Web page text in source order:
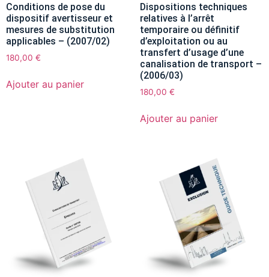
Conditions de pose du
dispositif avertisseur et
mesures de substitution
applicables – (2007/02)
180,00 €
Ajouter au panier
Dispositions techniques
relatives à l’arrêt
temporaire ou définitif
d’exploitation ou au
transfert d’usage d’une
canalisation de transport –
(2006/03)
180,00 €
Ajouter au panier